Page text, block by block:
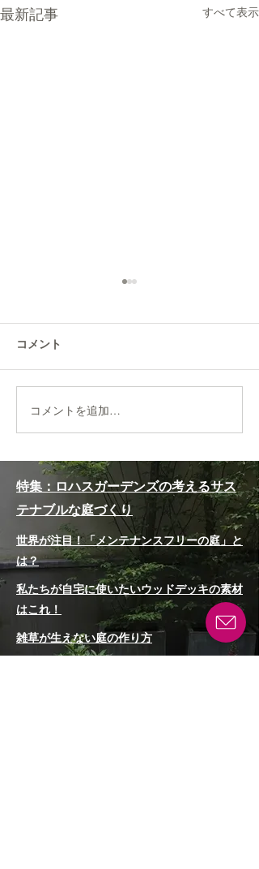
最新記事 すべて表示
＜森の花園エリア＞は約
900品種もの草花と自然の
素晴らしさを体感でき
る！｜北海道ガーデン街
道をめぐる旅①「大雪森
のガーデン」
コメント
コメントを追加…
特集：ロハスガーデンズの考えるサス
テナブルな庭づくり
世界が注目！「メンテナンスフリーの庭」と
は？
私たちが自宅に使いたいウッドデッキの素材
はこれ！
雑草が生えない庭の作り方